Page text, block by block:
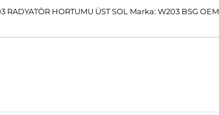
RADYATÖR HORTUMU ÜST SOL Marka: W203 BSG